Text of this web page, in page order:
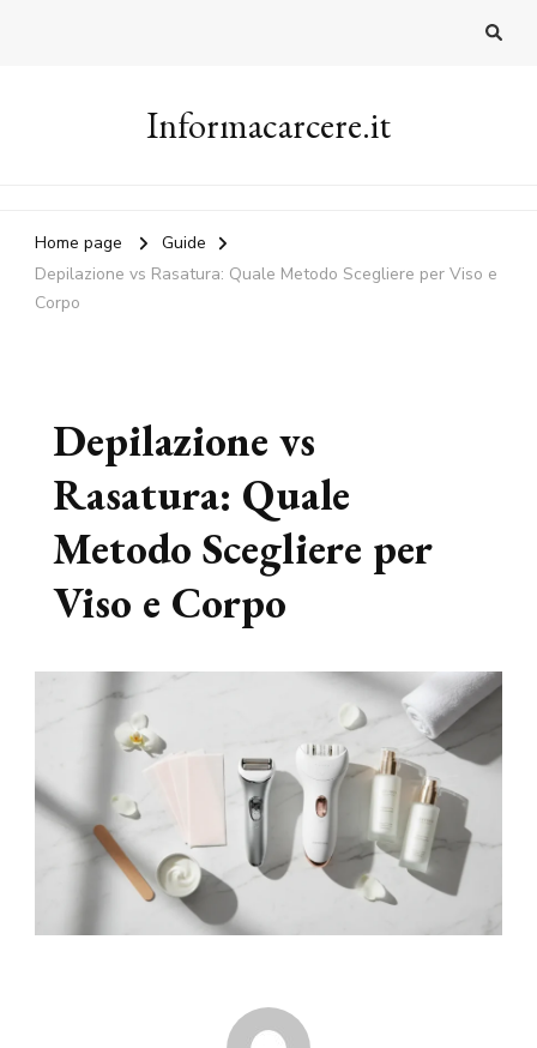
Informacarcere.it
Home page
Guide
Depilazione vs Rasatura: Quale Metodo Scegliere per Viso e
Corpo
Depilazione vs
Rasatura: Quale
Metodo Scegliere per
Viso e Corpo